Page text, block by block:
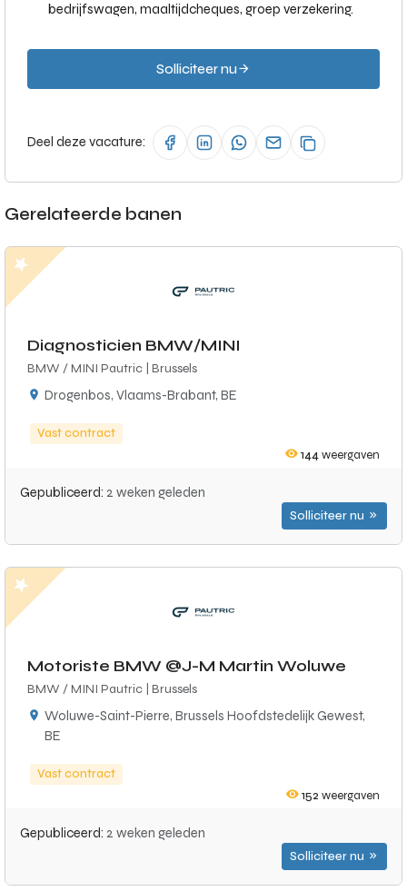
bedrijfswagen, maaltijdcheques, groep verzekering.
Solliciteer nu
Deel deze vacature:
Gerelateerde banen
Diagnosticien BMW/MINI
BMW / MINI Pautric | Brussels
Drogenbos, Vlaams-Brabant, BE
Vast contract
144weergaven
Gepubliceerd: 2 weken geleden
Solliciteer nu
Motoriste BMW @J-M Martin Woluwe
BMW / MINI Pautric | Brussels
Woluwe-Saint-Pierre, Brussels Hoofdstedelijk Gewest,
BE
Vast contract
152 weergaven
Gepubliceerd: 2 weken geleden
Solliciteer nu